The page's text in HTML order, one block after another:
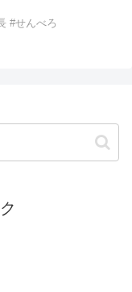
#せんべろ